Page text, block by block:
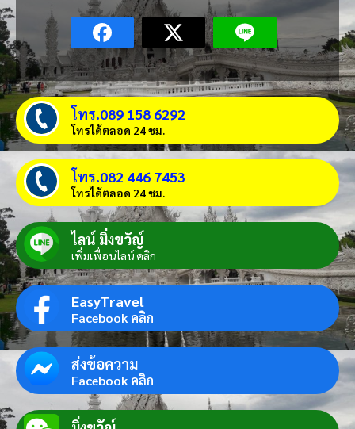
โทร.089 158 6292
โทรได้ตลอด 24 ชม.
โทร.082 446 7453
โทรได้ตลอด 24 ชม.
ไลน์ มิ่งขวัญ์
เพิ่มเพื่อนไลน์ คลิก
EasyTravel
Facebook คลิก
ส่งข้อความ
Facebook คลิก